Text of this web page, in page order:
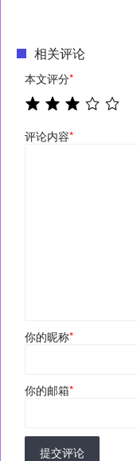
相关评论
本文评分*
评论内容*
你的昵称*
你的邮箱*
提交评论